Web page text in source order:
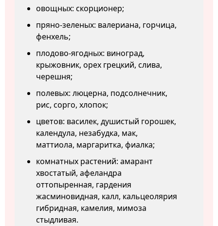
овощных: скорционер;
пряно-зеленых: валериана, горчица,
фенхель;
плодово-ягодных: виноград,
крыжовник, орех грецкий, слива,
черешня;
полевых: люцерна, подсолнечник,
рис, сорго, хлопок;
цветов: василек, душистый горошек,
календула, незабудка, мак,
маттиола, маргаритка, фиалка;
комнатных растений: амарант
хвостатый, афеландра
оттопыренная, гардения
жасминовидная, калл, кальцеолярия
гибридная, камелия, мимоза
стыдливая.